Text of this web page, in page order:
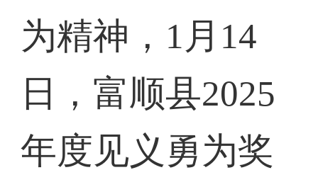
为精神，1月14
日，富顺县2025
年度见义勇为奖